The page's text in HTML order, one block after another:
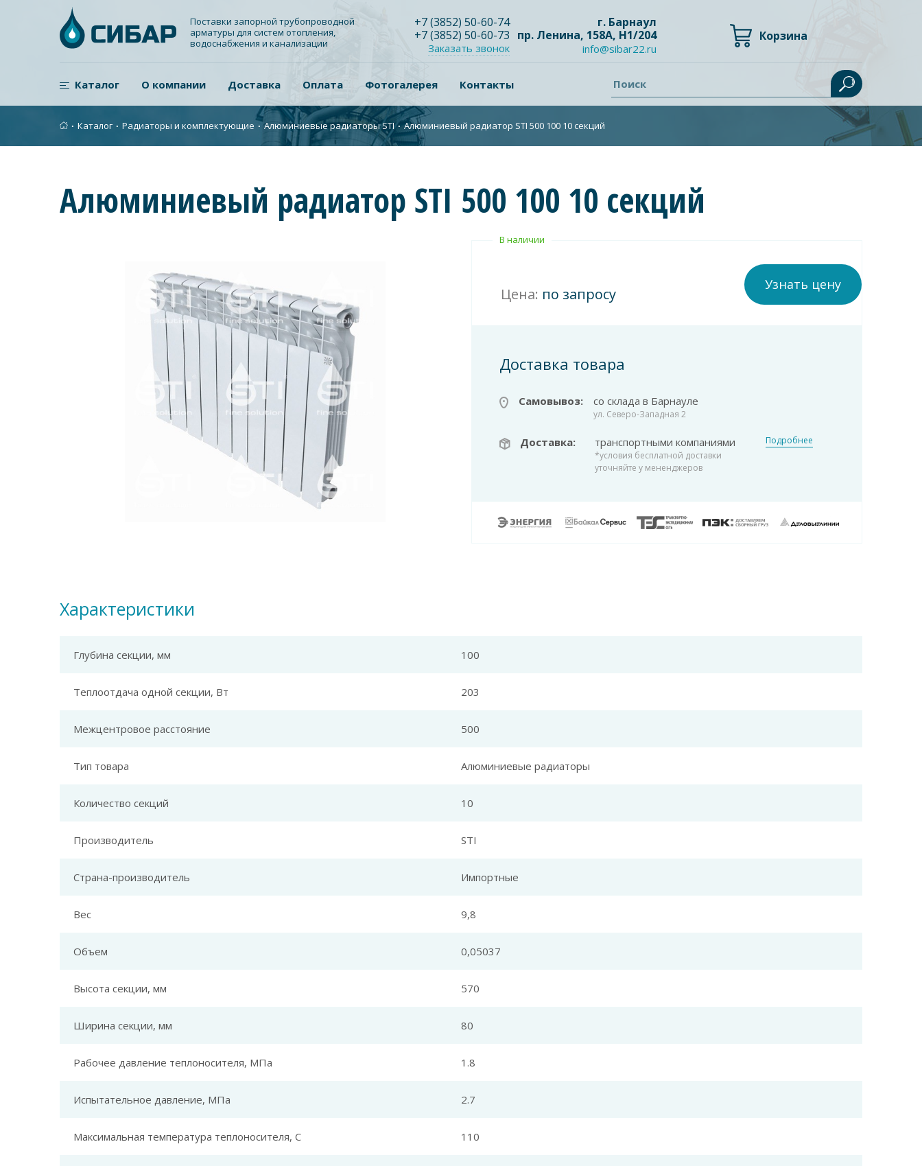
Поставки запорной трубопроводной
арматуры для систем отопления,
водоснабжения и канализации
+7(3852) 50-60-74
+7(3852) 50-60-73
Заказать звонок
г. Барнаул
пр. Ленина, 158А, Н1/204
info@sibar22.ru
Корзина
Каталог О компании Доставка Оплата Фотогалерея Контакты Поиск
∙ Каталог ∙ Радиаторы и комплектующие ∙Алюминиевые радиаторы STI ∙Алюминиевый радиатор STI 500 100 10 секций
Алюминиевый радиатор STI 500 100 10 секций
В наличии
Цена: по запросу
Узнать цену
Доставка товара
Самовывоз: со склада в Барнауле
ул. Северо-Западная 2
Доставка: транспортными компаниями
*условия бесплатной доставки
уточняйте у мененджеров
Подробнее
Характеристики
Глубина секции, мм 100
Теплоотдача одной секции, Вт 203
Межцентровое расстояние 500
Тип товара Алюминиевые радиаторы
Количество секций 10
Производитель STI
Страна-производитель Импортные
Вес 9,8
Объем 0,05037
Высота секции, мм 570
Ширина секции, мм 80
Рабочее давление теплоносителя, МПа 1.8
Испытательное давление, МПа 2.7
Максимальная температура теплоносителя, C 110